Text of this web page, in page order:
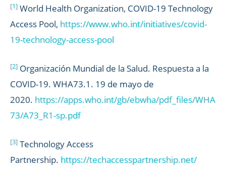
[1] World Health Organization, COVID-19 Technology
Access Pool, https://www.who.int/initiatives/covid-
19-technology-access-pool
[2] Organización Mundial de la Salud. Respuesta a la
COVID-19. WHA73.1. 19 de mayo de
2020. https://apps.who.int/gb/ebwha/pdf_files/WHA
73/A73_R1-sp.pdf
[3] Technology Access
Partnership. https://techaccesspartnership.net/